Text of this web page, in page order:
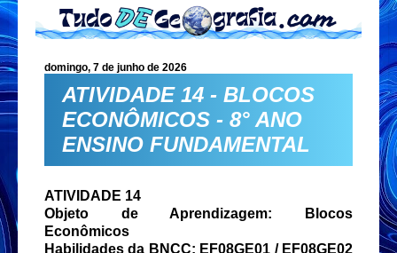
domingo, 7 de junho de 2026
ATIVIDADE 14 - BLOCOS
ECONÔMICOS - 8° ANO
ENSINO FUNDAMENTAL
ATIVIDADE 14
Objeto de Aprendizagem: Blocos
Econômicos
Habilidades da BNCC: EF08GE01 / EF08GE02